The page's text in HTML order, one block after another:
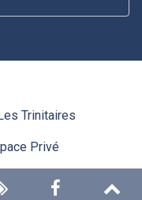
Trinitaires
Privé